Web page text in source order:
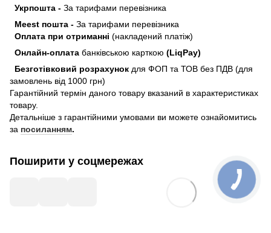
Укрпошта - За тарифами перевізника
Meest пошта - За тарифами перевізника
Оплата при отриманні (накладений платіж)
Онлайн-оплата банківською карткою (LiqPay)
Безготівковий розрахунок для ФОП та ТОВ без ПДВ (для
замовлень від 1000 грн)
Гарантійний термін даного товару вказаний в характеристиках
товару.
Детальніше з гарантійними умовами ви можете ознайомитись
за посиланням.
Поширити у соцмережах